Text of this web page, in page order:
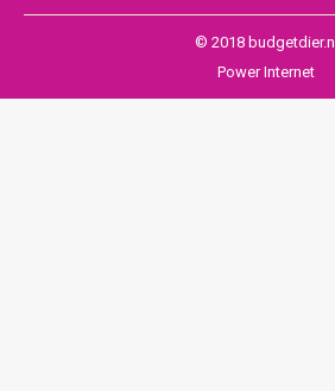
© 2018 budgetdier.nl
Power Internet